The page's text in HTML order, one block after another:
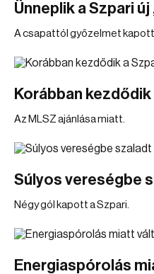
Ünneplik a Szpari
A csapattól győzelmet kapott
Korábban
Az MLSZ ajánlása miatt.
Súlyos vereségbe
Négy gól kapott a Szpari.
Energiaspórolás